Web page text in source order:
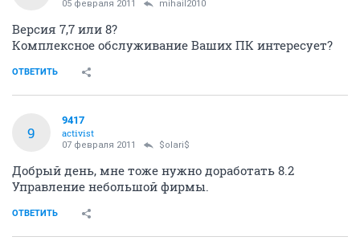
05 февраля 2011 mihail2010
Версия 7,7 или 8?
Комплексное обслуживание Ваших ПК интересует?
ОТВЕТИТЬ
9
9417
activist
07 февраля 2011 $olari$
Добрый день, мне тоже нужно доработать 8.2
Управление небольшой фирмы.
ОТВЕТИТЬ